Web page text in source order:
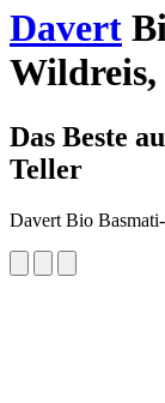
Davert
Wildreis,
Das Beste
Teller
Davert Bio